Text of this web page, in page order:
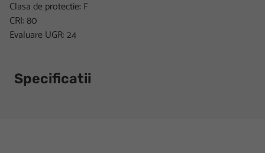
Clasa de protectie: F
CRI: 80
Evaluare UGR: 24
Specificatii